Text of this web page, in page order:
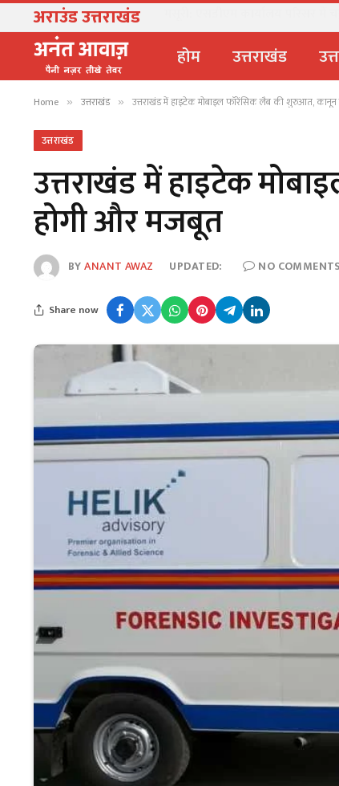
अराउंड उत्तराखंड
होम उत्तराखंड
Home » उत्तराखंड » उत्तराखंड में हाइटेक मोबाइल फॉरेंसिक लैब की शुरुआत, कानून
उत्तराखंड
उत्तराखंड में हाइटेक
होगी और मजबूत
BYANANT AWAZ UPDATED: NO COMMENTS
Share now